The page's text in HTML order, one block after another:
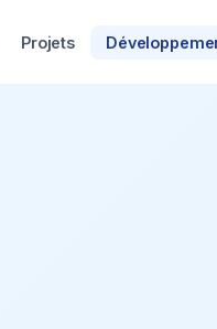
Projets